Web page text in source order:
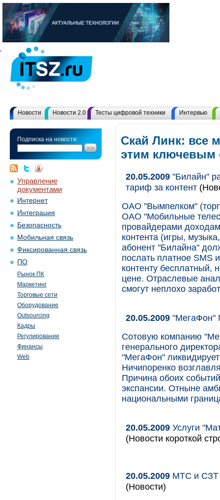
Новости Новости 2.0 Тесты цифровой техники Интервью
Подписка на новости:
Управление
документами
Интернет
Интеграция
Безопасность
Мобильная связь
Фиксированная связь
ПО
Рынок ПК
Маркетинг
Торговые сети
Оборудование
Outsourcing
Кадры
Регулирование
Финансы
Web
Скай Линк: все
этим ключевым
20.05.2009 "Билайн"
тариф за контент
ОАО "Вымпелком"
ОАО "Мобильные
провайдерами
контента (игры,
абонент "Билайна"
послать платное SMS
контенту бесплатный,
цене. Отраслевые
смогут неплохо
20.05.2009 "МегаФон"
Сотовую компанию
генерального
"МегаФон"
Ничипоренко
Причина обоих
экспансии. Отныне
национальными
20.05.2009 Услуги
(Новости короткой
20.05.2009 МТС и СЗТ
(Новости)